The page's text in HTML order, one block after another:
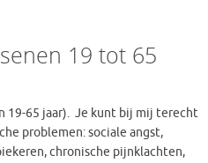
19 tot 65
19-65 jaar). Je kunt bij mij terecht
problemen: sociale angst,
chronische pijnklachten,